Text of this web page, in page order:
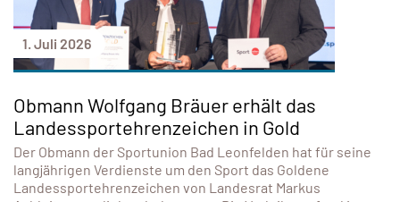
1. Juli 2026
Obmann Wolfgang Bräuer erhält das
Landessportehrenzeichen in Gold
Der Obmann der Sportunion Bad Leonfelden hat für seine
langjährigen Verdienste um den Sport das Goldene
Landessportehrenzeichen von Landesrat Markus